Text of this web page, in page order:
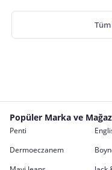
Tüm
Popüler Marka ve
Penti
Dermoeczanem